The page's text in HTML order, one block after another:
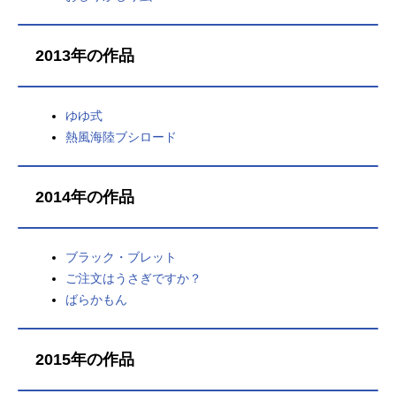
2013年の作品
ゆゆ式
熱風海陸ブシロード
2014年の作品
ブラック・ブレット
ご注文はうさぎですか？
ばらかもん
2015年の作品